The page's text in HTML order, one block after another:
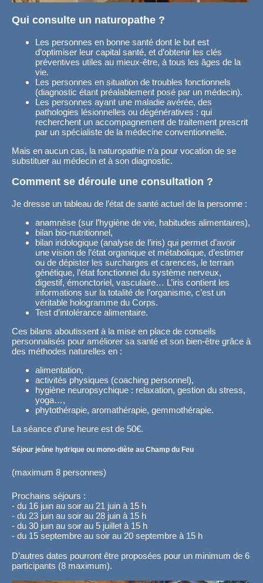
Qui consulte un naturopathe ?
Les personnes en bonne santé dont le but est
d’optimiser leur capital santé, et d’obtenir les clés
préventives utiles au mieux-être, à tous les âges de la
vie.
Les personnes en situation de troubles fonctionnels
(diagnostic étant préalablement posé par un médecin).
Les personnes ayant une maladie avérée, des
pathologies lésionnelles ou dégénératives : qui
recherchent un accompagnement de traitement prescrit
par un spécialiste de la médecine conventionnelle.
Mais en aucun cas, la naturopathie n’a pour vocation de se
substituer au médecin et à son diagnostic.
Comment se déroule une consultation ?
Je dresse un tableau de l’état de santé actuel de la personne :
anamnèse (sur l’hygiène de vie, habitudes alimentaires),
bilan bio-nutritionnel,
bilan iridologique (analyse de l’iris) qui permet d’avoir
une vision de l’état organique et métabolique, d’estimer
ou de dépister les surcharges et carences, le terrain
génétique, l’état fonctionnel du système nerveux,
digestif, émonctoriel, vasculaire… L’iris contient les
informations sur la totalité de l’organisme, c’est un
véritable hologramme du Corps.
Test d’intolérance alimentaire.
Ces bilans aboutissent à la mise en place de conseils
personnalisés pour améliorer sa santé et son bien-être grâce à
des méthodes naturelles en :
alimentation,
activités physiques (coaching personnel),
hygiène neuropsychique : relaxation, gestion du stress,
yoga…,
phytothérapie, aromathérapie, gemmothérapie.
La séance d’une heure est de 50€.
Séjour jeûne hydrique ou mono-diète au Champ du Feu
(maximum 8 personnes)
Prochains séjours :
- du 16 juin au soir au 21 juin à 15 h
- du 23 juin au soir au 28 juin à 15 h
- du 30 juin au soir au 5 juillet à 15 h
- du 15 septembre au soir au 20 septembre à 15 h
D’autres dates pourront être proposées pour un minimum de 6
participants (8 maximum).